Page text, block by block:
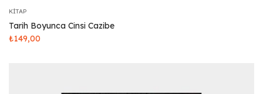
KITAP
Tarih Boyunca Cinsi Cazibe
₺149,00